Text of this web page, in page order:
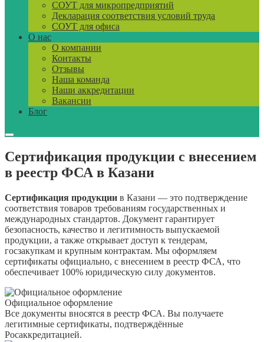
СОУТ для микропредприятий
Декларация соответствия условий труда
СОУТ для офиса
О нас
О компании
Контакты
Отзывы
Наша команда
Наши аккредитации
Вакансии
Блог
Сертификация продукции с внесением
в реестр ФСА в Казани
Сертификация продукции в Казани — это подтверждение
соответствия товаров требованиям государственных и
международных стандартов. Документ гарантирует
безопасность, качество и легитимность выпускаемой
продукции, а также открывает доступ к тендерам,
госзакупкам и крупным контрактам. Мы оформляем
сертификаты официально, с внесением в реестр ФСА, что
обеспечивает 100% юридическую силу документов.
Официальное оформление
Все документы вносятся в реестр ФСА. Вы получаете
легитимные сертификаты, подтверждённые
Росаккредитацией.